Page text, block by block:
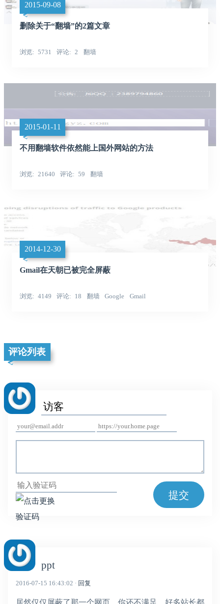
2015-09-08
删除关于“翻墙”的2篇文章
浏览 5731 评论 2 翻墙
2015-01-11
不用翻墙软件依然能上国外网站的方法
浏览 21640 评论 59 翻墙
2014-12-30
Gmail在天朝已被完全屏蔽
浏览 4149 评论 18 翻墙 Google Gmail
评论列表
提交
ppt
2016-07-15 16:43:02 · 回复